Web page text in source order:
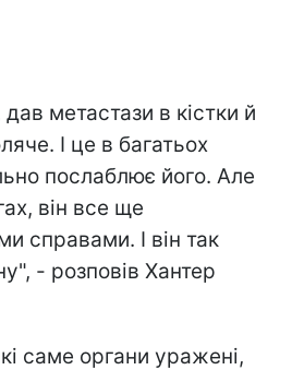
метастази в кістки й
І це в багатьох
послаблює його. Але
він все ще
справами. І він так
- розповів Хантер
саме органи уражені,